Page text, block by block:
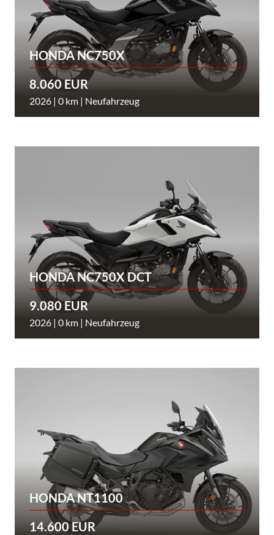
HONDA NC750X
8.060 EUR
2026 | 0 km | Neufahrzeug
HONDA NC750X DCT
9.080 EUR
2026 | 0 km | Neufahrzeug
HONDA NT1100
14.600 EUR